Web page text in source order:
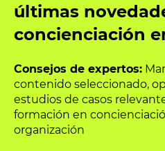
últimas
concienciación
Consejos de expertos:
contenido seleccionado,
estudios de casos
formación en
organización